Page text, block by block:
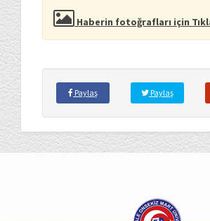
Haberin fotoğrafları için
Paylaş Paylaş